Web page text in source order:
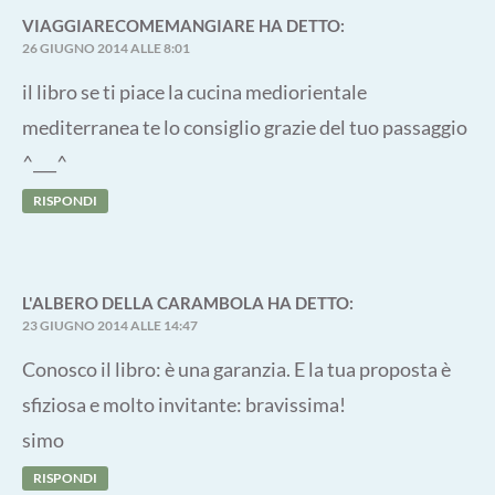
VIAGGIARECOMEMANGIARE HA DETTO:
26 GIUGNO 2014 ALLE 8:01
il libro se ti piace la cucina mediorientale
mediterranea te lo consiglio grazie del tuo passaggio
^___^
RISPONDI
L'ALBERO DELLA CARAMBOLA HA DETTO:
23 GIUGNO 2014 ALLE 14:47
Conosco il libro: è una garanzia. E la tua proposta è
sfiziosa e molto invitante: bravissima!
simo
RISPONDI